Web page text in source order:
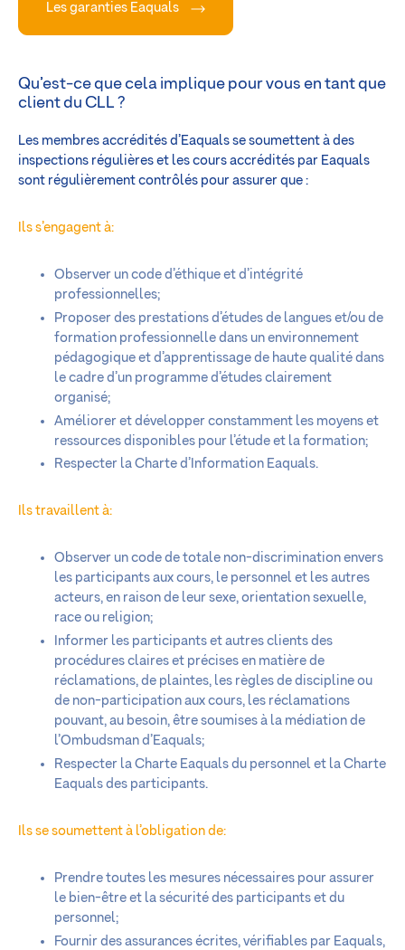
Les garanties Eaquals
Qu’est-ce que cela implique pour vous en tant que
client du CLL ?
Les membres accrédités d’Eaquals se soumettent à des
inspections régulières et les cours accrédités par Eaquals
sont régulièrement contrôlés pour assurer que :
Ils s’engagent à:
Observer un code d’éthique et d’intégrité
professionnelles;
Proposer des prestations d’études de langues et/ou de
formation professionnelle dans un environnement
pédagogique et d’apprentissage de haute qualité dans
le cadre d’un programme d’études clairement
organisé;
Améliorer et développer constamment les moyens et
ressources disponibles pour l’étude et la formation;
Respecter la Charte d’Information Eaquals.
Ils travaillent à:
Observer un code de totale non-discrimination envers
les participants aux cours, le personnel et les autres
acteurs, en raison de leur sexe, orientation sexuelle,
race ou religion;
Informer les participants et autres clients des
procédures claires et précises en matière de
réclamations, de plaintes, les règles de discipline ou
de non-participation aux cours, les réclamations
pouvant, au besoin, être soumises à la médiation de
l’Ombudsman d’Eaquals;
Respecter la Charte Eaquals du personnel et la Charte
Eaquals des participants.
Ils se soumettent à l’obligation de:
Prendre toutes les mesures nécessaires pour assurer
le bien-être et la sécurité des participants et du
personnel;
Fournir des assurances écrites, vérifiables par Eaquals,